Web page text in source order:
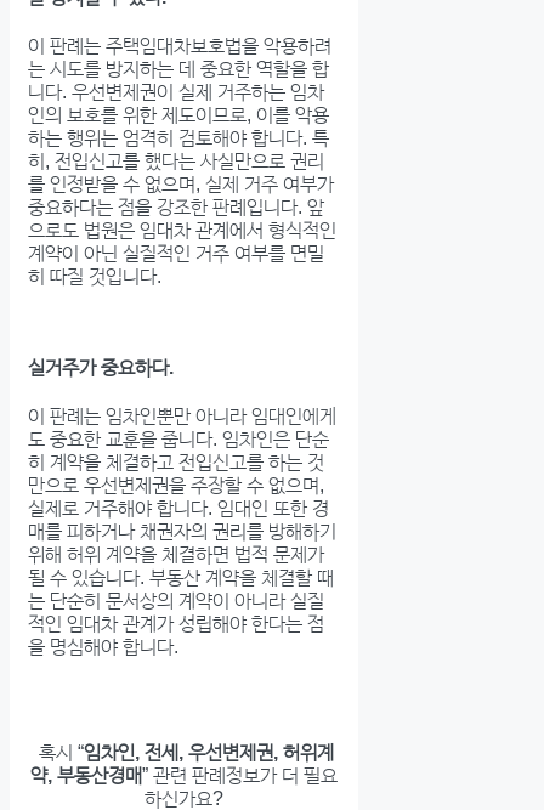
이 판례는 주택임대차보호법을 악용하려
는 시도를 방지하는 데 중요한 역할을 합
니다. 우선변제권이 실제 거주하는 임차
인의 보호를 위한 제도이므로, 이를 악용
하는 행위는 엄격히 검토해야 합니다. 특
히, 전입신고를 했다는 사실만으로 권리
를 인정받을 수 없으며, 실제 거주 여부가
중요하다는 점을 강조한 판례입니다. 앞
으로도 법원은 임대차 관계에서 형식적인
계약이 아닌 실질적인 거주 여부를 면밀
히 따질 것입니다.
실거주가 중요하다.
이 판례는 임차인뿐만 아니라 임대인에게
도 중요한 교훈을 줍니다. 임차인은 단순
히 계약을 체결하고 전입신고를 하는 것
만으로 우선변제권을 주장할 수 없으며,
실제로 거주해야 합니다. 임대인 또한 경
매를 피하거나 채권자의 권리를 방해하기
위해 허위 계약을 체결하면 법적 문제가
될 수 있습니다. 부동산 계약을 체결할 때
는 단순히 문서상의 계약이 아니라 실질
적인 임대차 관계가 성립해야 한다는 점
을 명심해야 합니다.
혹시 “임차인, 전세, 우선변제권, 허위계
약, 부동산경매” 관련 판례정보가 더 필요
하신가요?